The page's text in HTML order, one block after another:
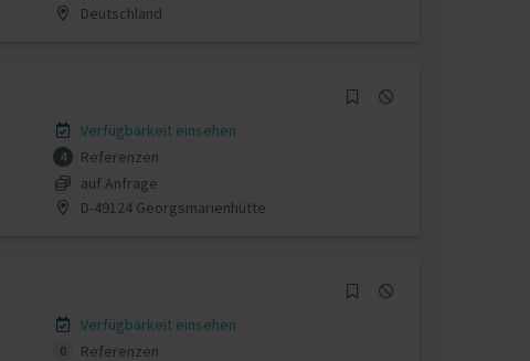
Deutschland
Verfügbarkeit einsehen
4
Referenzen
auf Anfrage
D-49124 Georgsmarienhütte
Verfügbarkeit einsehen
0
Referenzen